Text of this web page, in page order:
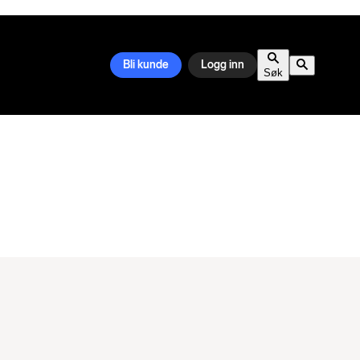
Bli kunde Logg inn
Søk